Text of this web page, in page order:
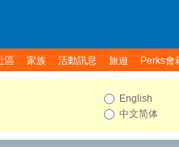
區 家族 活動訊息 旅遊 Perks會
English
中文简体